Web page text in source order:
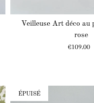
Veilleuse Art déco au
rose
Prix
€109.00
ÉPUISÉ